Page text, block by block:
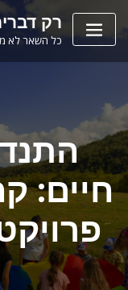
to
content
רק
כל השאר לא
חיים: